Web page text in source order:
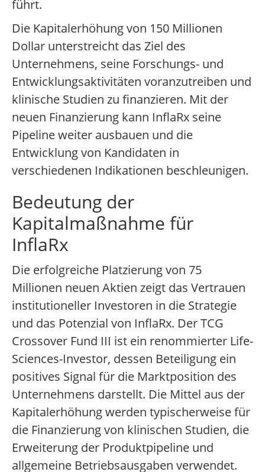
führt.
Die Kapitalerhöhung von 150 Millionen
Dollar unterstreicht das Ziel des
Unternehmens, seine Forschungs- und
Entwicklungsaktivitäten voranzutreiben und
klinische Studien zu finanzieren. Mit der
neuen Finanzierung kann InflaRx seine
Pipeline weiter ausbauen und die
Entwicklung von Kandidaten in
verschiedenen Indikationen beschleunigen.
Bedeutung der
Kapitalmaßnahme für
InflaRx
Die erfolgreiche Platzierung von 75
Millionen neuen Aktien zeigt das Vertrauen
institutioneller Investoren in die Strategie
und das Potenzial von InflaRx. Der TCG
Crossover Fund III ist ein renommierter Life-
Sciences-Investor, dessen Beteiligung ein
positives Signal für die Marktposition des
Unternehmens darstellt. Die Mittel aus der
Kapitalerhöhung werden typischerweise für
die Finanzierung von klinischen Studien, die
Erweiterung der Produktpipeline und
allgemeine Betriebsausgaben verwendet.